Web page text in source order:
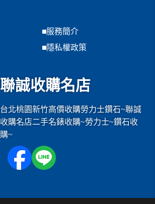
服務簡介
隱私權政策
聯誠收購名店
台北桃園新竹高價收購勞力士鑽石~聯誠
收購名店二手名錶收購~勞力士~鑽石收
購~